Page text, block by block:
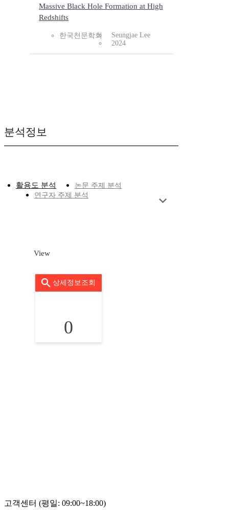
Massive Black Hole Formation at High
Redshifts
한국천문학회
Seungjae Lee
2024
분석정보
활용도 분석
논문 주제 분석
연구자 주제 분석
View
상세정보조회
0
고객센터 (평일: 09:00~18:00)